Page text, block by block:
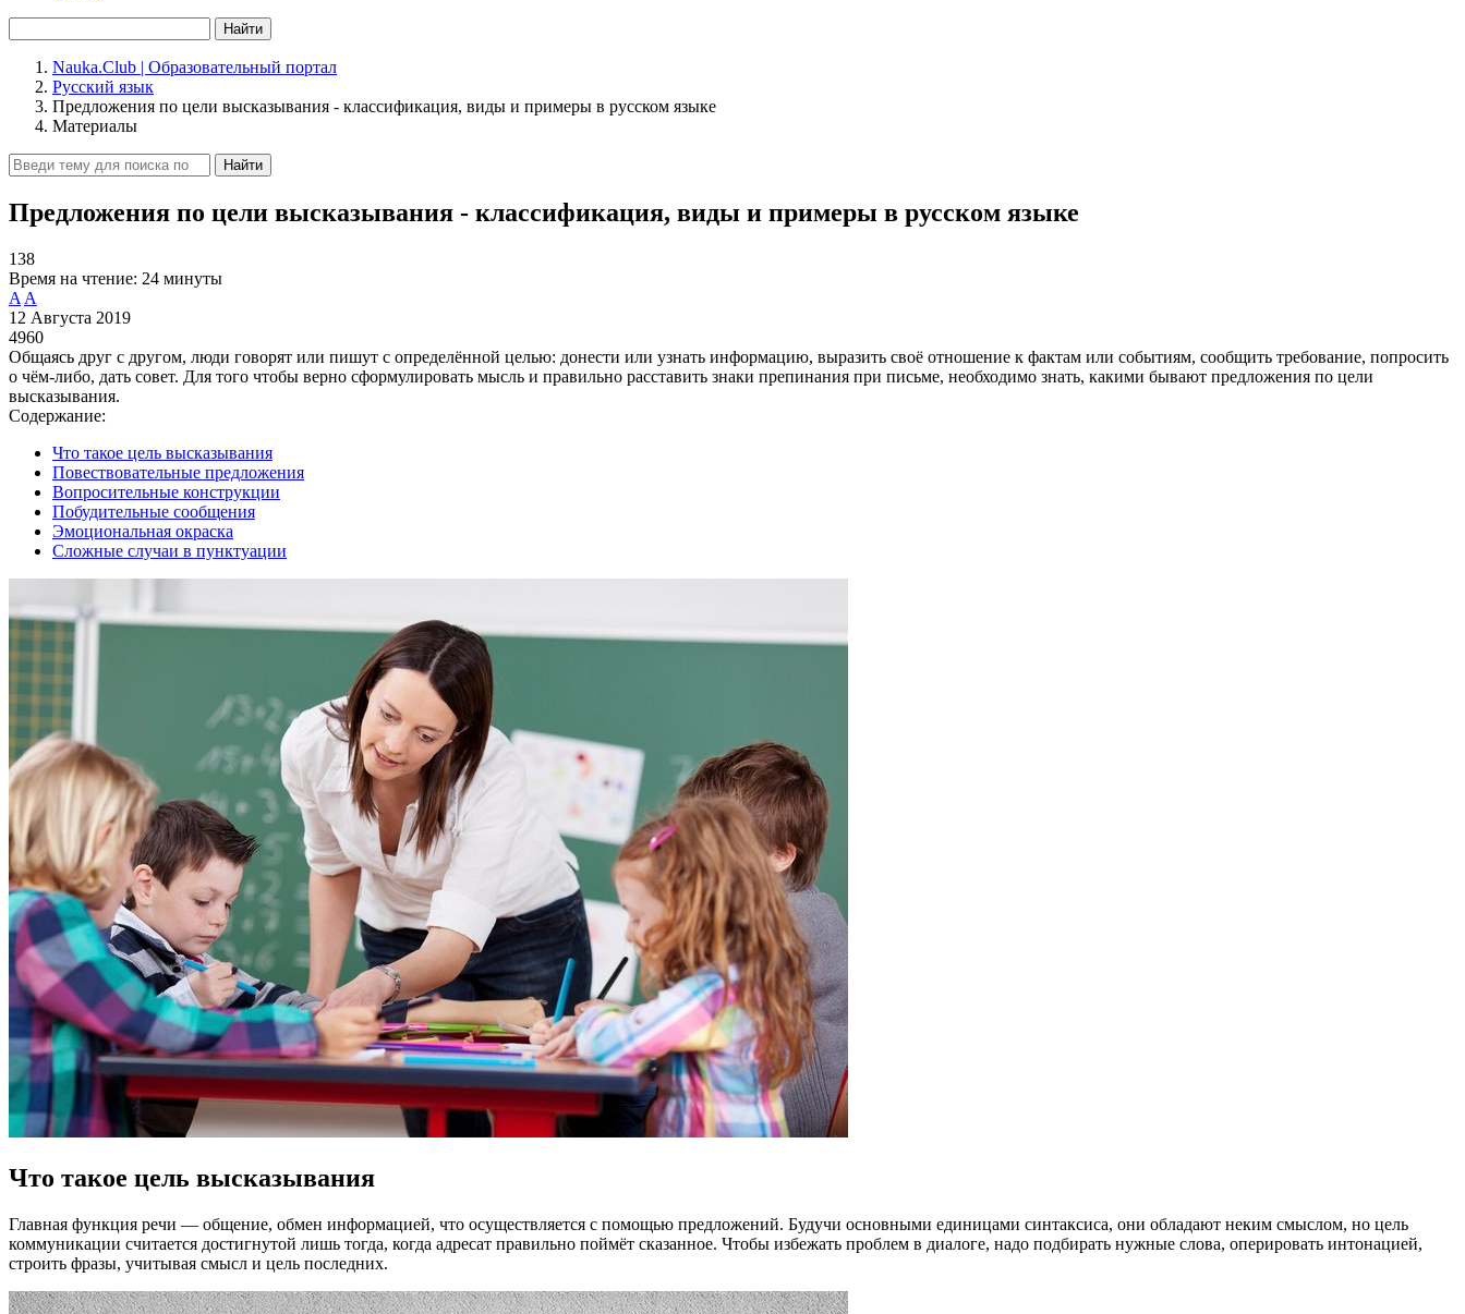
Найти
Nauka.Club | Образовательный портал
Русский язык
Предложения по цели высказывания - классификация, виды и примеры в русском языке
Материалы
Найти
Предложения по цели высказывания - классификация, виды и примеры в русском языке
138
Время на чтение: 24 минуты
A A
12 Августа 2019
4960
Общаясь друг с другом, люди говорят или пишут с определённой целью: донести или узнать информацию, выразить своё отношение к фактам или событиям, сообщить требование, попросить
о чём-либо, дать совет. Для того чтобы верно сформулировать мысль и правильно расставить знаки препинания при письме, необходимо знать, какими бывают предложения по цели
высказывания.
Содержание:
Что такое цель высказывания
Повествовательные предложения
Вопросительные конструкции
Побудительные сообщения
Эмоциональная окраска
Сложные случаи в пунктуации
Что такое цель высказывания
Главная функция речи — общение, обмен информацией, что осуществляется с помощью предложений. Будучи основными единицами синтаксиса, они обладают неким смыслом, но цель
коммуникации считается достигнутой лишь тогда, когда адресат правильно поймёт сказанное. Чтобы избежать проблем в диалоге, надо подбирать нужные слова, оперировать интонацией,
строить фразы, учитывая смысл и цель последних.